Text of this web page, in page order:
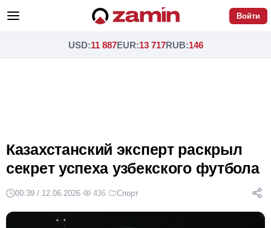
Войти
USD:11 887EUR:13 717RUB:146
Казахстанский эксперт раскрыл
секрет успеха узбекского футбола
00:39 / 12.06.2026· 436· Спорт